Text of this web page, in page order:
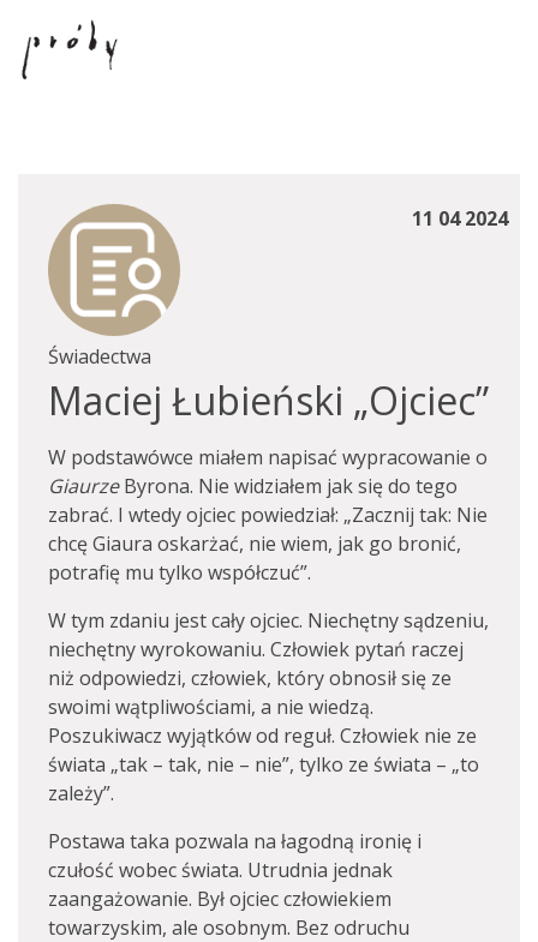
11 04 2024
Świadectwa
Maciej Łubieński „Ojciec”
W podstawówce miałem napisać wypracowanie o
GiaurzeByrona. Nie widziałem jak się do tego
zabrać. I wtedy ojciec powiedział: „Zacznij tak: Nie
chcę Giaura oskarżać, nie wiem, jak go bronić,
potrafię mu tylko współczuć”.
W tym zdaniu jest cały ojciec. Niechętny sądzeniu,
niechętny wyrokowaniu. Człowiek pytań raczej
niż odpowiedzi, człowiek, który obnosił się ze
swoimi wątpliwościami, a nie wiedzą.
Poszukiwacz wyjątków od reguł. Człowiek nie ze
świata „tak – tak, nie – nie”, tylko ze świata – „to
zależy”.
Postawa taka pozwala na łagodną ironię i
czułość wobec świata. Utrudnia jednak
zaangażowanie. Był ojciec człowiekiem
towarzyskim, ale osobnym. Bez odruchu